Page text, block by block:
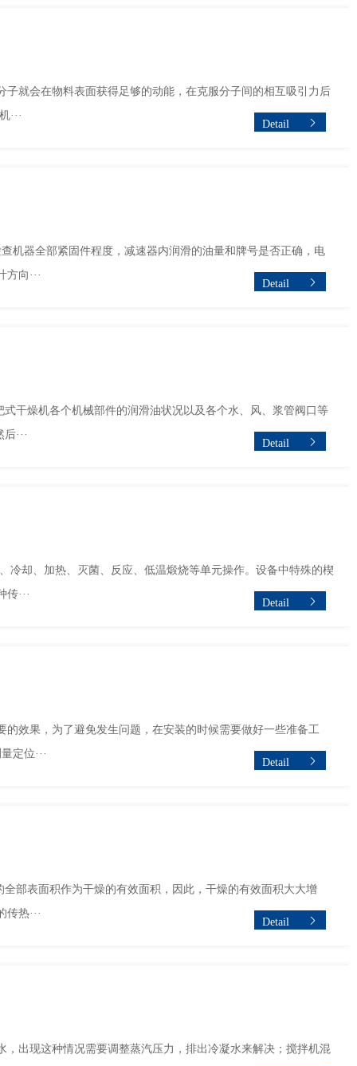
就会在物料表面获得足够的动能，在克服分子间的相互吸引力后
···
Detail
机器全部紧固件程度，减速器内润滑的油量和牌号是否正确，电
向···
Detail
燥机各个机械部件的润滑油状况以及各个水、风、浆管阀口等
···
Detail
冷却、加热、灭菌、反应、低温煅烧等单元操作。设备中特殊的楔
···
Detail
效果，为了避免发生问题，在安装的时候需要做好一些准备工
定位···
Detail
部表面积作为干燥的有效面积，因此，干燥的有效面积大大增
热···
Detail
出现这种情况需要调整蒸汽压力，排出冷凝水来解决；搅拌机混